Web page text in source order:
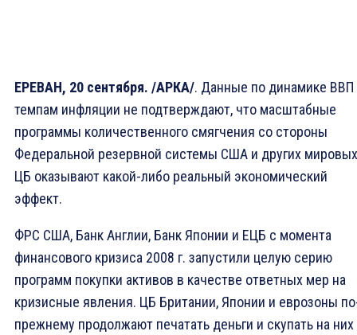
ЕРЕВАН, 20 сентября. /АРКА/. Данные по динамике ВВП
темпам инфляции не подтверждают, что масштабные
программы количественного смягчения со стороны
Федеральной резервной системы США и других мировых
ЦБ оказывают какой-либо реальный экономический
эффект.
ФРС США, Банк Англии, Банк Японии и ЕЦБ с момента
финансового кризиса 2008 г. запустили целую серию
программ покупки активов в качестве ответных мер на
кризисные явления. ЦБ Британии, Японии и еврозоны
прежнему продолжают печатать деньги и скупать на них